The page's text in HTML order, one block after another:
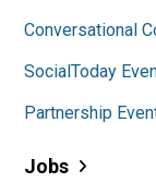
Conversational
SocialToday
Partnership
Jobs